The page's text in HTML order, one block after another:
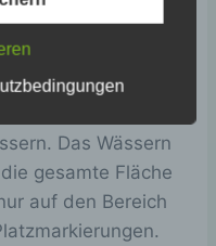
Das Wässern
gesamte Fläche
auf den Bereich
der Plattform
Seite mit
werden.
in der